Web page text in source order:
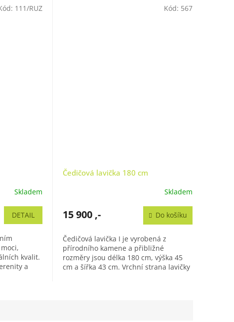
Skladem
DETAIL
kvalit.
a
111/RUZ
Čedičová lavička 180 cm
Skladem
15 900 ,- Do košíku
Čedičová lavička I je vyrobená z
přírodního kamene a přibližné
rozměry jsou délka 180 cm, výška 45
cm a šířka 43 cm. Vrchní strana lavičky
Kód: 567